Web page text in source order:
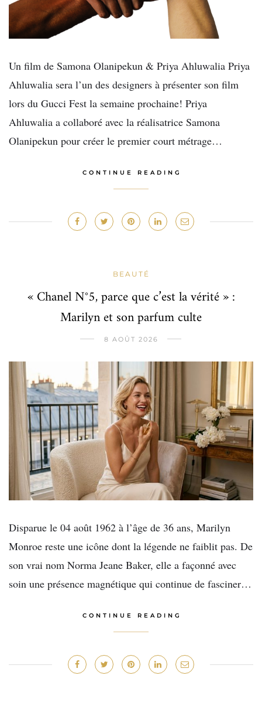
Un film de Samona Olanipekun & Priya Ahluwalia Priya
Ahluwalia sera l’un des designers à présenter son film
lors du Gucci Fest la semaine prochaine! Priya
Ahluwalia a collaboré avec la réalisatrice Samona
Olanipekun pour créer le premier court métrage…
CONTINUE READING
BEAUTÉ
« Chanel N°5, parce que c’est la vérité » :
Marilyn et son parfum culte
8 AOÛT 2026
Disparue le 04 août 1962 à l’âge de 36 ans, Marilyn
Monroe reste une icône dont la légende ne faiblit pas. De
son vrai nom Norma Jeane Baker, elle a façonné avec
soin une présence magnétique qui continue de fasciner…
CONTINUE READING